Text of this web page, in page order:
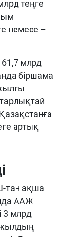
теңге
немесе –
млрд
біршама
артық
тан ақша
ААЖ
3 млрд
жылдың